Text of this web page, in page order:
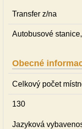
Transfer z/na
Autobusové
Obecné
Celkový počet
130
Jazyková